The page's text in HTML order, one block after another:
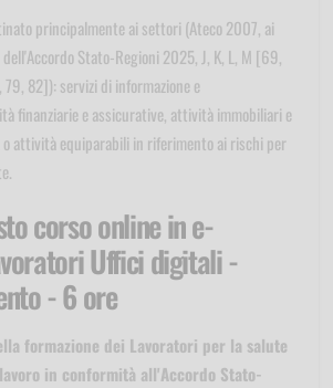
principalmente ai settori (Ateco 2007, ai
Stato-Regioni 2025, J, K, L, M [69,
79, 82]): servizi di informazione e
finanziarie e assicurative, attività immobiliari e
attività equiparabili in riferimento ai rischi per
corso online in e-
Uffici digitali -
- 6 ore
formazione dei Lavoratori per la salute
in conformità all'Accordo Stato-